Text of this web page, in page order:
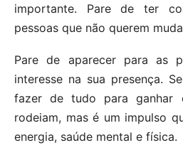
importante. Pare de ter
pessoas que não querem
Pare de aparecer para as
interesse na sua presença.
fazer de tudo para
rodeiam, mas é um impulso
energia, saúde mental e física.